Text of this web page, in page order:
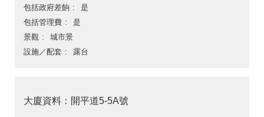
包括政府差餉
是
包括管理費
是
景觀
城市景
設施／配套
露台
大廈資料：開平道5-5A號